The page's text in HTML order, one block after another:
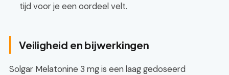
tijd voor je een oordeel velt.
Veiligheid en bijwerkingen
Solgar Melatonine 3 mg is een laag gedoseerd